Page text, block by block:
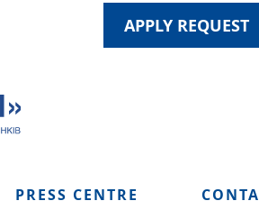
APPLY REQUEST
PRESS CENTRE